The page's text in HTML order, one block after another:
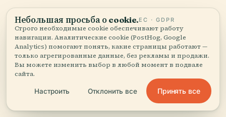
More inМалага.
127 мест, чтобы открыть — некоторые стоит
соединить вместе.
PLACE
Castillo
Monumento
Colomares
PLACE
Playa De La
Misericordia
Ла-Малагета
Ступа
Бенальмадены
Небольшая просьба о cookie.ЕС · GDPR
Строго необходимые cookie обеспечивают работу
навигации. Аналитические cookie (PostHog, Google
Analytics) помогают понять, какие страницы работают —
только агрегированные данные, без рекламы и продажи.
Вы можете изменить выбор в любой момент в подвале
сайта.
Настроить Отклонить все Принять все